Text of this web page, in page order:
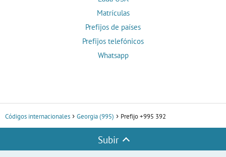
Matrículas
Prefijos de países
Prefijos telefónicos
Whatsapp
Códigos internacionales Georgia (995) Prefijo +995 392
Subir